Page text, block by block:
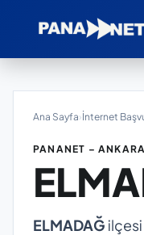
Ana Sayfa›İnternet
PANANET –
ELMADAĞ ilçesi